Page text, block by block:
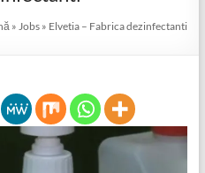
»Jobs » Elvetia – Fabrica dezinfectanti